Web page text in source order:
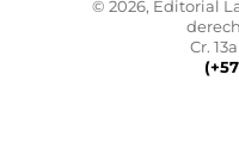
© 2026, Editorial
Cr.